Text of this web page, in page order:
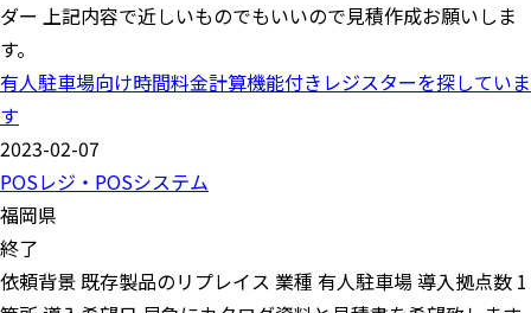
ダー 上記内容で近しいものでもいいので見積作成お願いしま
す。
有人駐車場向け時間料金計算機能付きレジスターを探していま
す
2023-02-07
POSレジ・POSシステム
福岡県
終了
依頼背景 既存製品のリプレイス 業種 有人駐車場 導入拠点数 1